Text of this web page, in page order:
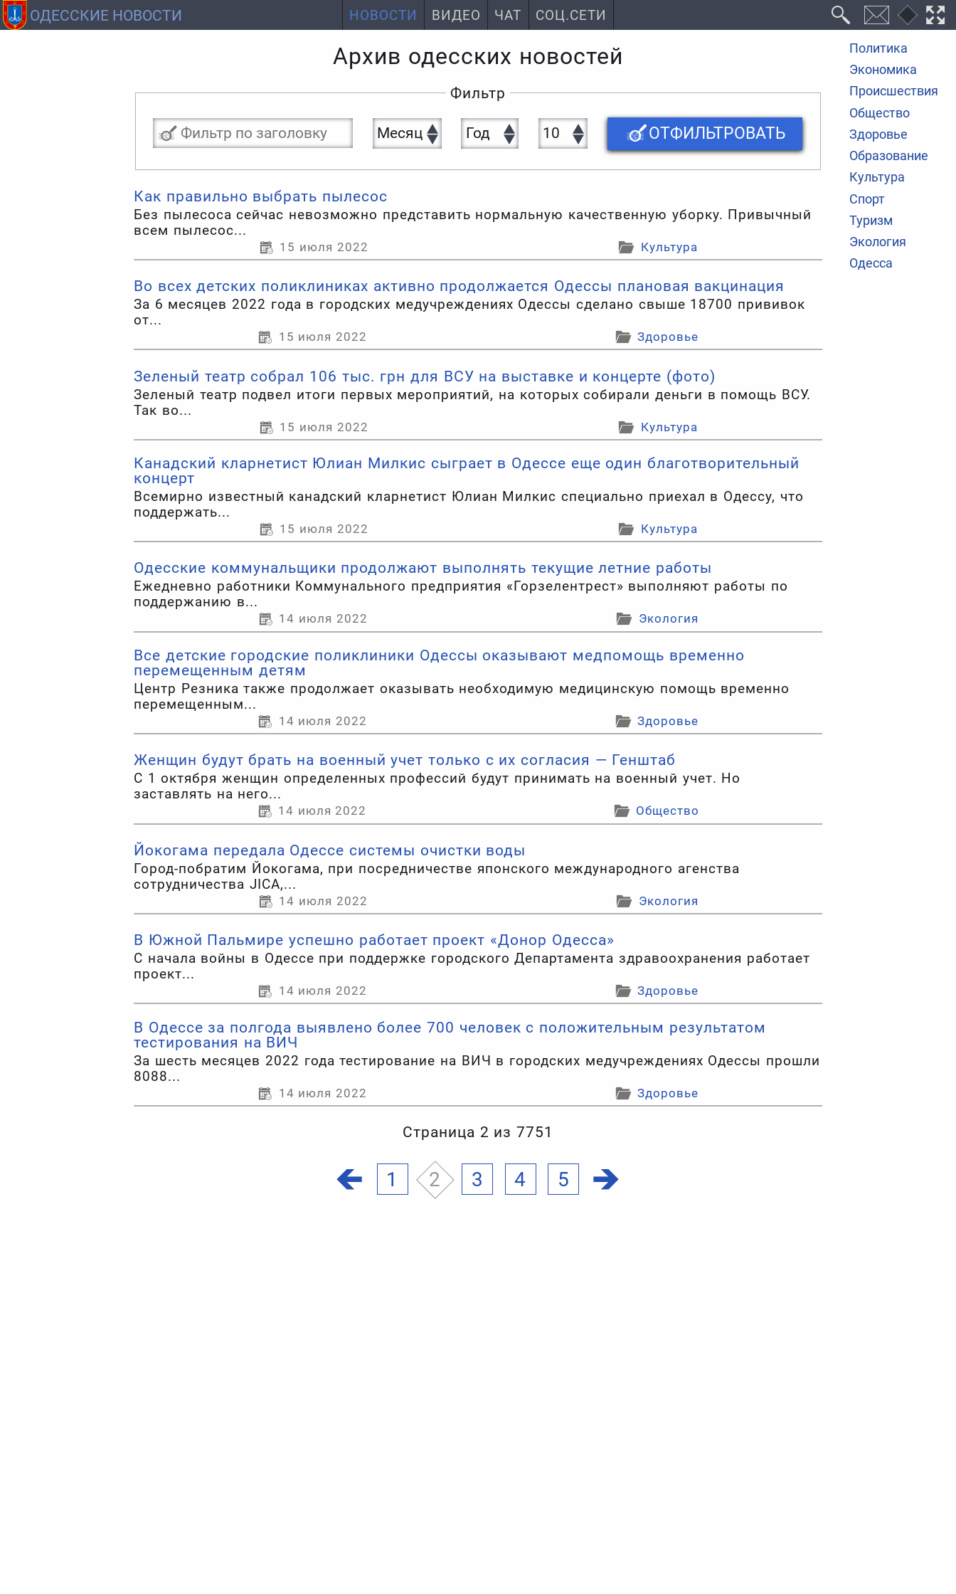
ОДЕССКИЕ НОВОСТИ НОВОСТИ ВИДЕО ЧАТ СОЦ.СЕТИ
Политика
Экономика
Происшествия
Общество
Здоровье
Образование
Культура
Спорт
Туризм
Экология
Одесса
Архив одесских новостей
Фильтр
ОТФИЛЬТРОВАТЬ
Как правильно выбрать пылесос
Без пылесоса сейчас невозможно представить нормальную качественную уборку. Привычный
всем пылесос...
15 июля 2022 Культура
Во всех детских поликлиниках активно продолжается Одессы плановая вакцинация
За 6 месяцев 2022 года в городских медучреждениях Одессы сделано свыше 18700 прививок
от...
15 июля 2022 Здоровье
Зеленый театр собрал 106 тыс. грн для ВСУ на выставке и концерте (фото)
Зеленый театр подвел итоги первых мероприятий, на которых собирали деньги в помощь ВСУ.
Так во...
15 июля 2022 Культура
Канадский кларнетист Юлиан Милкис сыграет в Одессе еще один благотворительный
концерт
Всемирно известный канадский кларнетист Юлиан Милкис специально приехал в Одессу, что
поддержать...
15 июля 2022 Культура
Одесские коммунальщики продолжают выполнять текущие летние работы
Ежедневно работники Коммунального предприятия «Горзелентрест» выполняют работы по
поддержанию в...
14 июля 2022 Экология
Все детские городские поликлиники Одессы оказывают медпомощь временно
перемещенным детям
Центр Резника также продолжает оказывать необходимую медицинскую помощь временно
перемещенным...
14 июля 2022 Здоровье
Женщин будут брать на военный учет только с их согласия — Генштаб
С 1 октября женщин определенных профессий будут принимать на военный учет. Но
заставлять на него...
14 июля 2022 Общество
Йокогама передала Одессе системы очистки воды
Город-побратим Йокогама, при посредничестве японского международного агенства
сотрудничества JICA,...
14 июля 2022 Экология
В Южной Пальмире успешно работает проект «Донор Одесса»
С начала войны в Одессе при поддержке городского Департамента здравоохранения работает
проект...
14 июля 2022 Здоровье
В Одессе за полгода выявлено более 700 человек с положительным результатом
тестирования на ВИЧ
За шесть месяцев 2022 года тестирование на ВИЧ в городских медучреждениях Одессы прошли
8088...
14 июля 2022 Здоровье
Страница 2 из 7751
1 2 3 4 5